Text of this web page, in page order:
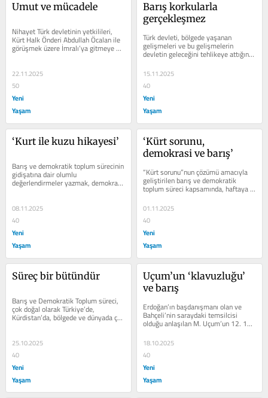
Umut ve mücadele
Nihayet Türk devletinin yetkilileri,
Kürt Halk Önderi Abdullah Öcalan ile
görüşmek üzere İmralı’ya gitmeye
karar verdiler ve bu karar bile...
22.11.2025
50
Yeni
Yaşam
Barış korkularla
gerçekleşmez
Türk devleti, bölgede yaşanan
gelişmeleri ve bu gelişmelerin
devletin geleceğini tehlikeye attığını
ileri sürerek, yani “beka sorununu”...
15.11.2025
40
Yeni
Yaşam
‘Kurt ile kuzu hikayesi’
Barış ve demokratik toplum sürecinin
gidişatına dair olumlu
değerlendirmeler yazmak, demokrasi
isteyen herkesin temel arzusudur. Ne
08.11.2025
40
Yeni
Yaşam
‘Kürt sorunu,
demokrasi ve barış’
“Kürt sorunu”nun çözümü amacıyla
geliştirilen barış ve demokratik
toplum süreci kapsamında, haftaya
damgasını vuran, önemli bir...
01.11.2025
40
Yeni
Yaşam
Süreç bir bütündür
Barış ve Demokratik Toplum süreci,
çok doğal olarak Türkiye’de,
Kürdistan’da, bölgede ve dünyada çok
yakından izlenmektedir.  Durumu...
25.10.2025
40
Yeni
Yaşam
Uçum’un ‘klavuzluğu’
ve barış
Erdoğan’ın başdanışmanı olan ve
Bahçeli’nin saraydaki temsilcisi
olduğu anlaşılan M. Uçum’un 12. 10.
2025 tarihli yazısı süreci...
18.10.2025
40
Yeni
Yaşam